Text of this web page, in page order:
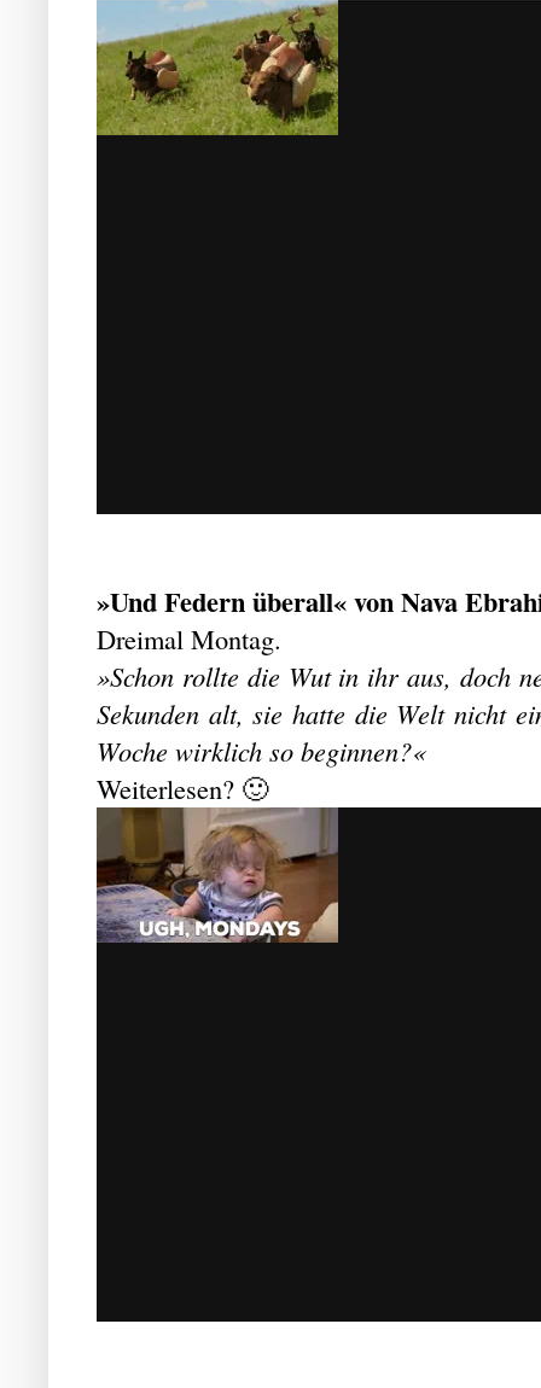
»Und Federn überall« von Nava
Dreimal Montag.
»Schon rollte die Wut in ihr aus, doch
Sekunden alt, sie hatte die Welt nicht
Woche wirklich so beginnen?«
Weiterlesen? 🙂